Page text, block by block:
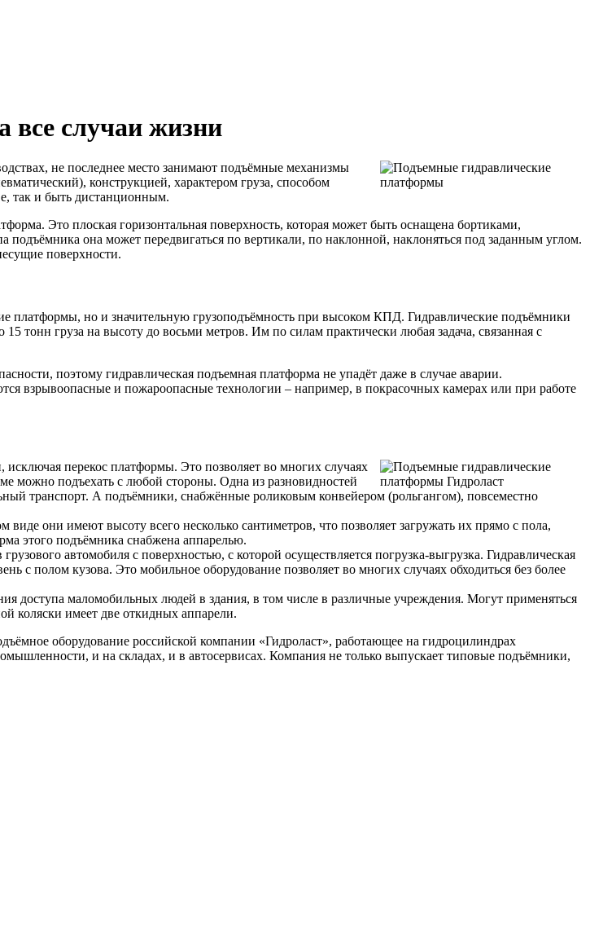
все случаи жизни
не последнее место занимают подъёмные механизмы
конструкцией, характером груза, способом
так и быть дистанционным.
Это плоская горизонтальная поверхность, которая может быть оснащена бортиками,
она может передвигаться по вертикали, по наклонной, наклоняться под заданным углом.
поверхности.
платформы, но и значительную грузоподъёмность при высоком КПД. Гидравлические подъёмники
тонн груза на высоту до восьми метров. Им по силам практически любая задача, связанная с
поэтому гидравлическая подъемная платформа не упадёт даже в случае аварии.
взрывоопасные и пожароопасные технологии – например, в покрасочных камерах или при работе
исключая перекос платформы. Это позволяет во многих случаях
можно подъехать с любой стороны. Одна из разновидностей
транспорт. А подъёмники, снабжённые роликовым конвейером (рольгангом), повсеместно
виде они имеют высоту всего несколько сантиметров, что позволяет загружать их прямо с пола,
этого подъёмника снабжена аппарелью.
грузового автомобиля с поверхностью, с которой осуществляется погрузка-выгрузка. Гидравлическая
с полом кузова. Это мобильное оборудование позволяет во многих случаях обходиться без более
доступа маломобильных людей в здания, в том числе в различные учреждения. Могут применяться
коляски имеет две откидных аппарели.
оборудование российской компании «Гидроласт», работающее на гидроцилиндрах
и на складах, и в автосервисах. Компания не только выпускает типовые подъёмники,